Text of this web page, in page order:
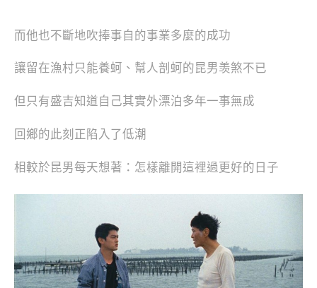
而他也不斷地吹捧事自的事業多麼的成功
讓留在漁村只能養蚵、幫人剖蚵的昆男羡煞不已
但只有盛吉知道自己其實外漂泊多年一事無成
回鄉的此刻正陷入了低潮
相較於昆男每天想著：怎樣離開這裡過更好的日子